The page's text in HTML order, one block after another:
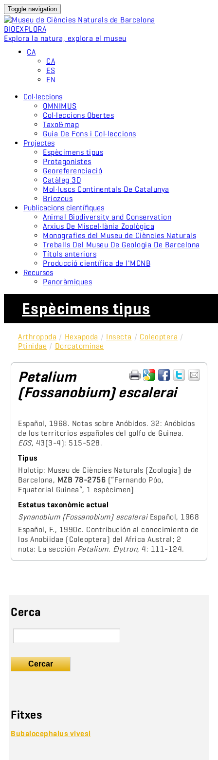
Toggle navigation
BIOEXPLORA
Explora la natura, explora el museu
CA
CA
ES
EN
Col·leccions
OMNIMUS
Col·leccions Obertes
Taxo&map
Guia De Fons i Col·leccions
Projectes
Espècimens tipus
Protagonistes
Georeferenciació
Catàleg 3D
Mol·luscs Continentals De Catalunya
Briozous
Publicacions científiques
Animal Biodiversity and Conservation
Arxius De Miscel·lània Zoològica
Monografies del Museu de Ciències Naturals
Treballs Del Museu De Geologia De Barcelona
Títols anteriors
Producció científica de l'MCNB
Recursos
Panoràmiques
Espècimens tipus
Arthropoda / Hexapoda / Insecta / Coleoptera /
Ptinidae / Dorcatominae
Petalium
(Fossanobium) escalerai
Español, 1968. Notas sobre Anóbidos. 32: Anóbidos
de los territorios españoles del golfo de Guinea.
EOS, 43(3-4): 515-528.
Tipus
Holotip: Museu de Ciències Naturals (Zoologia) de
Barcelona, MZB 78-2756 (“Fernando Póo,
Equatorial Guinea“, 1 espècimen)
Estatus taxonòmic actual
Synanobium (Fossanobium) escaleraiEspañol, 1968
Español, F., 1990c. Contribución al conocimiento de
los Anobiidae (Coleoptera) del Africa Austral; 2
nota: La sección Petalium. Elytron, 4: 111-124.
Cerca
Cercar
Fitxes
Bubalocephalus vivesi